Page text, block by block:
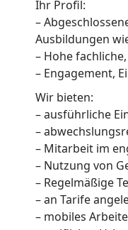
s
c
h
a
f
t
N
y
s
Ihr Profil:
–
Ausbildungen
– Hohe
– Engagement,
Wir bieten:
– ausführliche
–
– Mitarbeit im
– Nutzung von
– Regelmäßige
– an Tarife
– mobiles